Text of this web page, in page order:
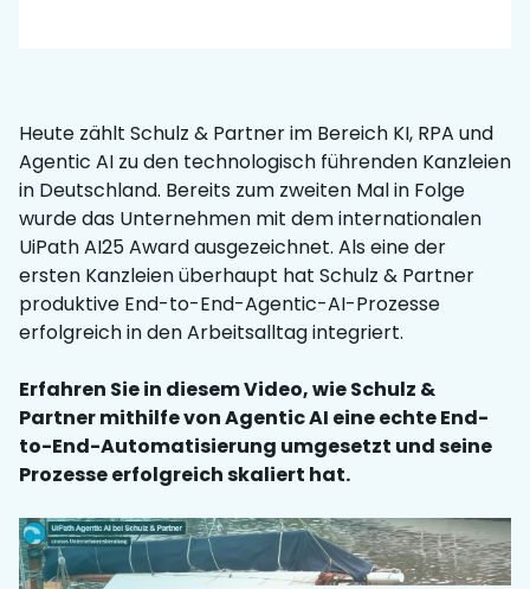
Heute zählt Schulz & Partner im Bereich KI, RPA und
Agentic AI zu den technologisch führenden Kanzleien
in Deutschland. Bereits zum zweiten Mal in Folge
wurde das Unternehmen mit dem internationalen
UiPath AI25 Award ausgezeichnet. Als eine der
ersten Kanzleien überhaupt hat Schulz & Partner
produktive End-to-End-Agentic-AI-Prozesse
erfolgreich in den Arbeitsalltag integriert.
Erfahren Sie in diesem Video, wie Schulz &
Partner mithilfe von Agentic AI eine echte End-
to-End-Automatisierung umgesetzt und seine
Prozesse erfolgreich skaliert hat.